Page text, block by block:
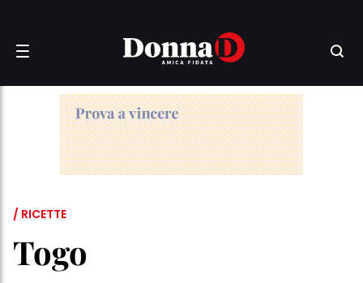
/ RICETTE
Togo